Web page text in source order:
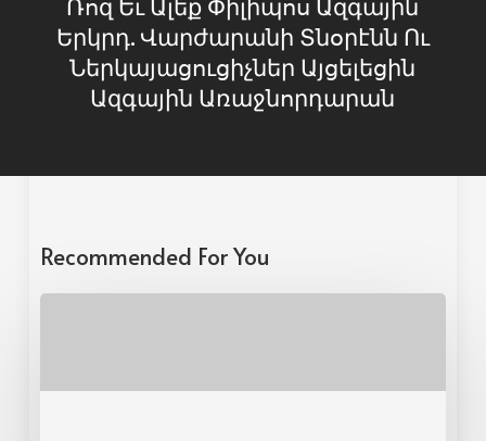
Երկրդ. Վարժարանի Տնօրէնն Ու
Ներկայացուցիչներ Այցելեցին
Ազգային Առաջնորդարան
Recommended For You